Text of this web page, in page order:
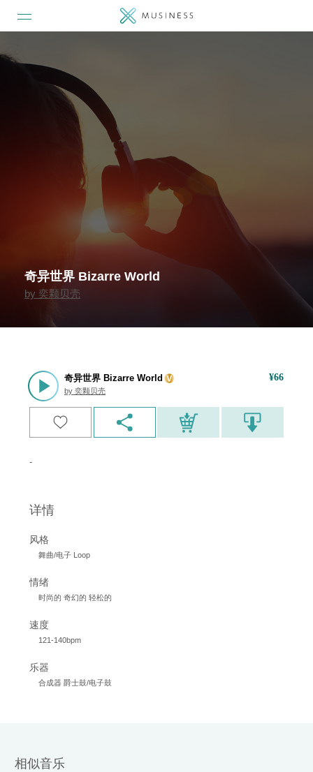
奇异世界 Bizarre World
by 奕颗贝壳
奇异世界 Bizarre World
by 奕颗贝壳
¥66
-
详情
风格
舞曲/电子 Loop
情绪
时尚的 奇幻的 轻松的
速度
121-140bpm
乐器
合成器 爵士鼓/电子鼓
相似音乐